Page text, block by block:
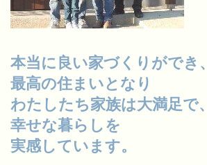
本当に良い家づくりができ、
最高の住まいとなり
わたしたち家族は大満足で、
幸せな暮らしを
実感しています。